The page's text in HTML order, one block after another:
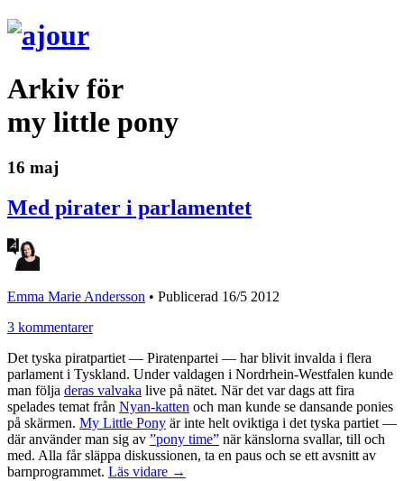
Arkiv för
my little pony
16 maj
Med pirater i parlamentet
Emma Marie Andersson • Publicerad 16/5 2012
3 kommentarer
Det tyska piratpartiet — Piratenpartei — har blivit invalda i flera
parlament i Tyskland. Under valdagen i Nordrhein-Westfalen kunde
man följa deras valvaka live på nätet. När det var dags att fira
spelades temat från Nyan-katten och man kunde se dansande ponies
på skärmen. My Little Pony är inte helt oviktiga i det tyska partiet —
där använder man sig av ”pony time” när känslorna svallar, till och
med. Alla får släppa diskussionen, ta en paus och se ett avsnitt av
barnprogrammet. Läs vidare →